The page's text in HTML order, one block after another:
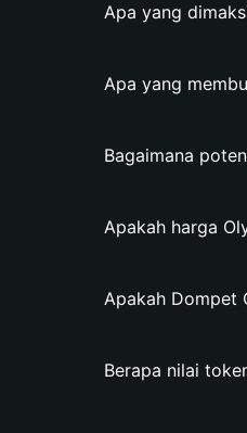
Apa yang
Apa yang
Bagaimana
Apakah harga
Apakah Dompet
Berapa nilai